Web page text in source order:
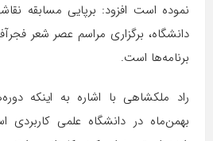
نموده است افزود: برپایی مسابقه
دانشگاه، برگزاری مراسم عصر شعر
برنامه‌ها است.
راد ملکشاهی با اشاره به اینکه
بهمن‌ماه در دانشگاه علمی کاربردی